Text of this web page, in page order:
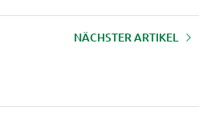
NÄCHSTER ARTIKEL